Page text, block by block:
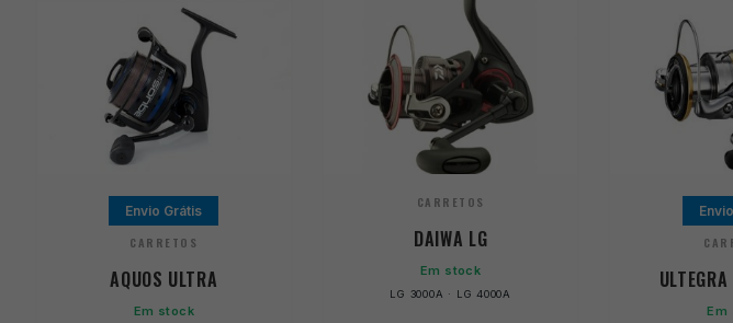
Envio Grátis
CARRETOS
AQUOS ULTRA
Em stock
CARRETOS
DAIWA LG
Em stock
LG 3000A · LG 4000A
Em